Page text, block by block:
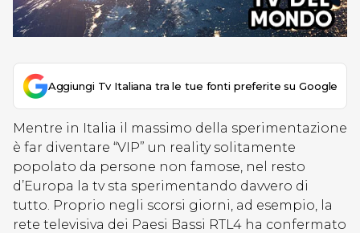
Aggiungi Tv Italiana tra le tue fonti preferite su Google
Mentre in Italia il massimo della sperimentazione
è far diventare “VIP” un reality solitamente
popolato da persone non famose, nel resto
d’Europa la tv sta sperimentando davvero di
tutto. Proprio negli scorsi giorni, ad esempio, la
rete televisiva dei Paesi Bassi RTL4 ha confermato